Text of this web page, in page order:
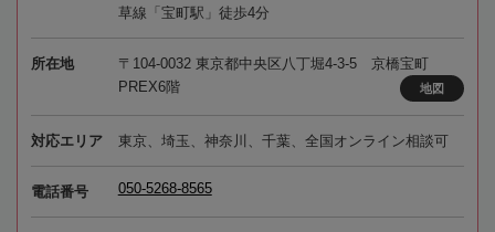
草線「宝町駅」徒歩4分
所在地
〒104-0032 東京都中央区八丁堀4-3-5 京橋宝町
PREX6階
地図
対応エリア 東京、埼玉、神奈川、千葉、全国オンライン相談可
電話番号 050-5268-8565